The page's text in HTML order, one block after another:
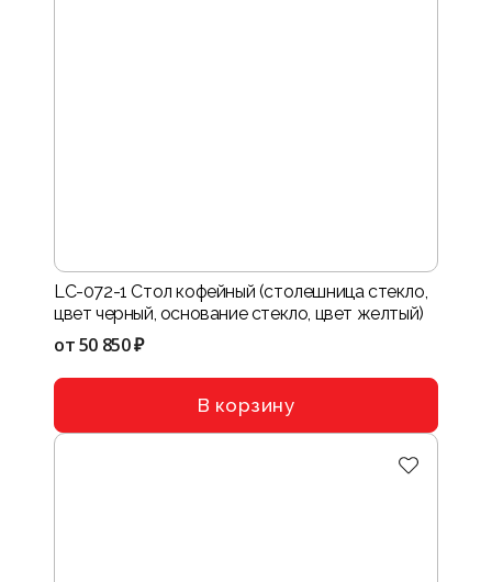
LC-072-1 Стол кофейный (столешница стекло,
цвет черный, основание стекло, цвет желтый)
от50 850 ₽
В корзину